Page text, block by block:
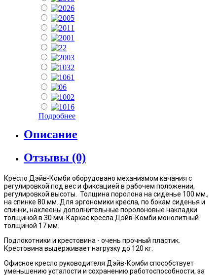
Подробнее
Описание
Отзывы (0)
Кресло Дэйв-Комби оборудовано механизмом качания с
регулировкой под вес и фиксацией в рабочем положении,
регулировкой высоты. Толщина поролона на сиденье 100 мм.,
на спинке 80 мм. Для эргономики кресла, по бокам сиденья и
спинки, наклеены дополнительные поролоновые накладки
толщиной в 30 мм. Каркас кресла Дэйв-Комби монолитный
толщиной 17 мм.
Подлокотники и крестовина - очень прочный пластик.
Крестовина выдерживает нагрузку до 120 кг.
Офисное кресло руководителя Дэйв-Комби способствует
уменьшению усталости и сохранению работоспособности, за